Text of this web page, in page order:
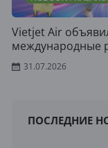
Vietjet Air
международные
31.07.2026
ПОСЛЕДНИЕ